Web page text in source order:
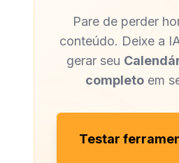
Pare de perder
conteúdo. Deixe a
gerar seu
completoem
Testar